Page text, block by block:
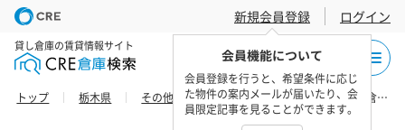
新規会員登録
会員機能について
会員登録を行うと、希望条件に応じ
た物件の案内メールが届いたり、会
員限定記事を見ることができます。
ログイン
貸し倉庫の賃貸情報サイト
トップ 栃木県 その他栃木エリア 塩谷郡高根沢町の貸し倉庫・賃貸倉庫 物件一覧